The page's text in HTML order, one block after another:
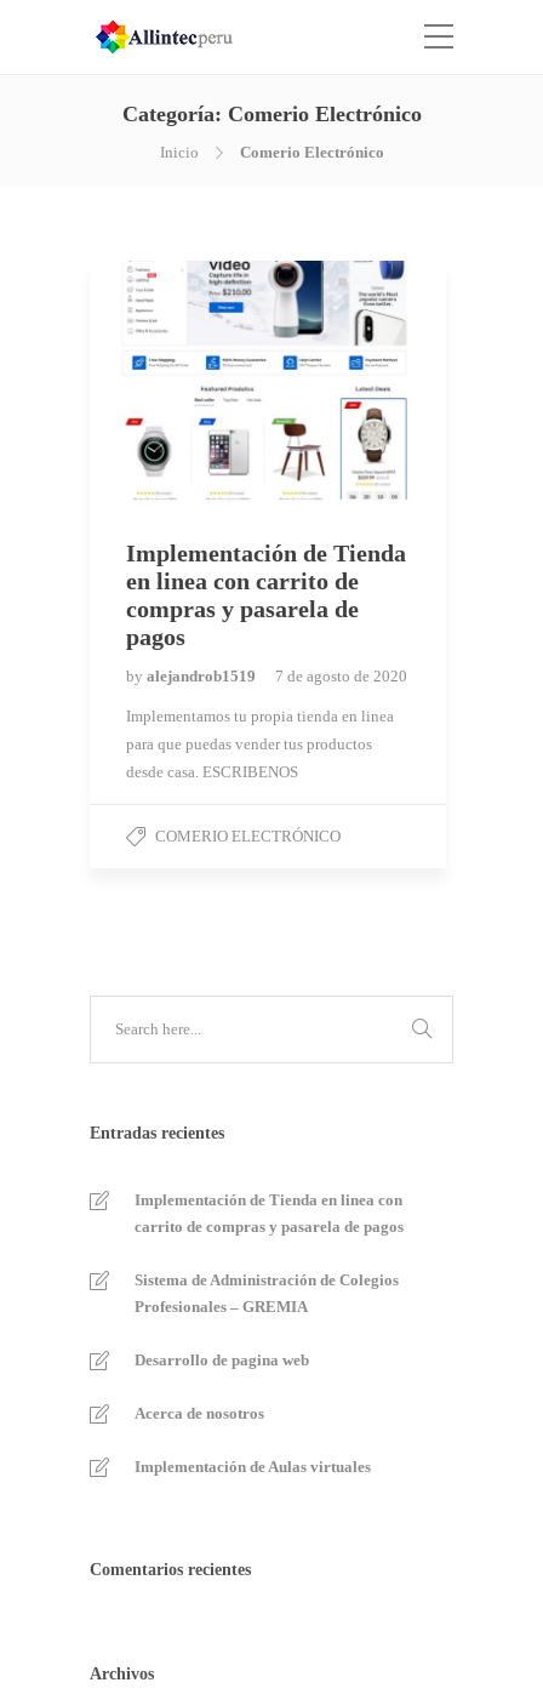
Categoría: Comerio Electrónico
Inicio Comerio Electrónico
Implementación de Tienda
en linea con carrito de
compras y pasarela de
pagos
by alejandrob1519 7 de agosto de 2020
Implementamos tu propia tienda en linea
para que puedas vender tus productos
desde casa. ESCRIBENOS
COMERIO ELECTRÓNICO
Entradas recientes
Implementación de Tienda en linea con
carrito de compras y pasarela de pagos
Sistema de Administración de Colegios
Profesionales – GREMIA
Desarrollo de pagina web
Acerca de nosotros
Implementación de Aulas virtuales
Comentarios recientes
Archivos